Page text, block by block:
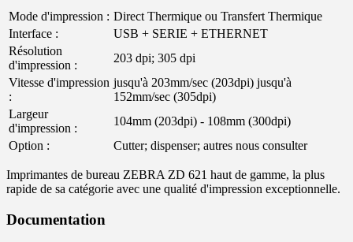
Mode d'impression : Direct Thermique ou Transfert Thermique
Interface :
USB + SERIE + ETHERNET
Résolution
d'impression :
203 dpi; 305 dpi
Vitesse d'impression
:
jusqu'à 203mm/sec (203dpi) jusqu'à
152mm/sec (305dpi)
Largeur
d'impression :
104mm (203dpi) - 108mm (300dpi)
Option :
Cutter; dispenser; autres nous consulter
Imprimantes de bureau ZEBRA ZD 621 haut de gamme, la plus
rapide de sa catégorie avec une qualité d'impression exceptionnelle.
Documentation